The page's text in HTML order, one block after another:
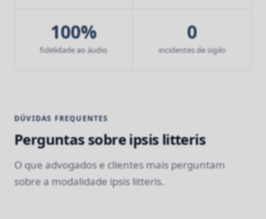
100%
fidelidade ao áudio
0
incidentes de sigilo
DÚVIDAS FREQUENTES
Perguntas sobre ipsis litteris
O que advogados e clientes mais perguntam
sobre a modalidade ipsis litteris.